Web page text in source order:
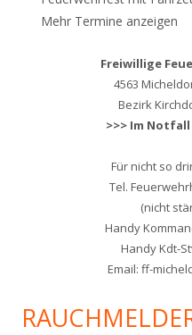
Mehr Termine anzeigen
Freiwillige
4563
Bezirk
>>> Im
Für nicht so
Tel.
(nicht
Handy
Handy Kdt-
Email: ff-